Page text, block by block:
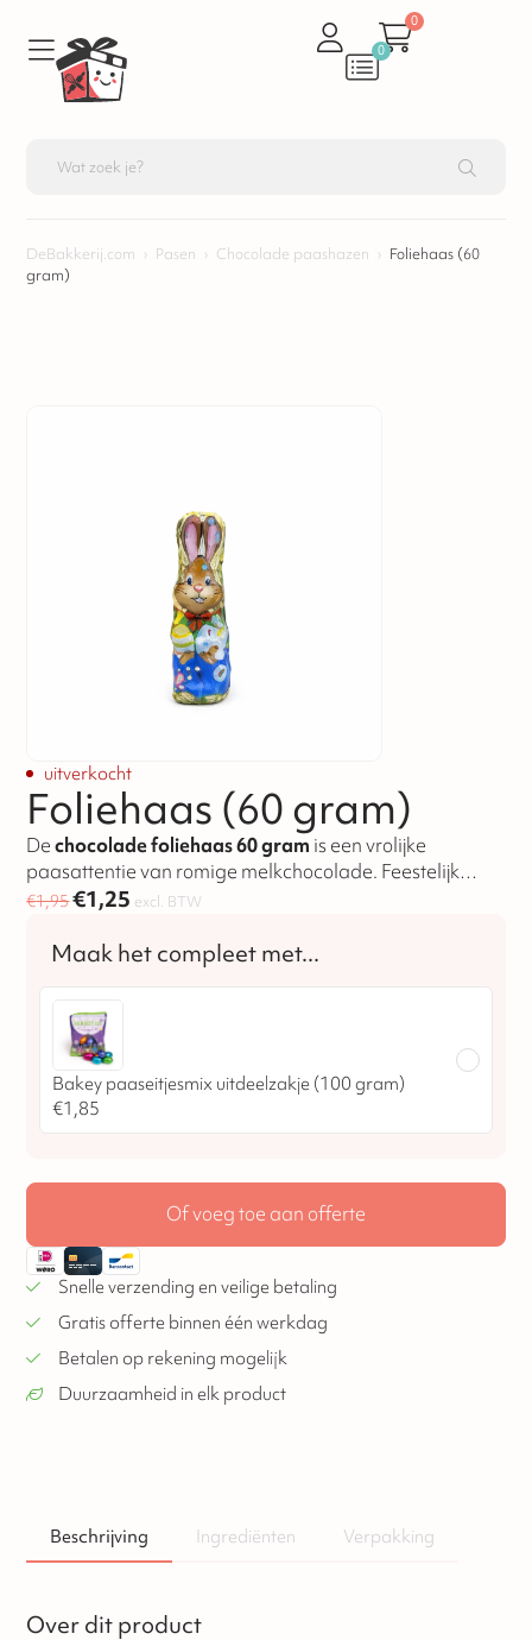
0
0
DeBakkerij.com › Pasen › Chocolade paashazen › Foliehaas (60
gram)
uitverkocht
Foliehaas (60 gram)
Dechocolade foliehaas 60 gram is een vrolijke
paasattentie van romige melkchocolade. Feestelijk
€1,95€1,25 excl. BTW
Bakey paaseitjesmix uitdeelzakje (100 gram)
€1,85
Of voeg toe aan offerte
Snelle verzending en veilige betaling
Gratis offerte binnen één werkdag
Betalen op rekening mogelijk
Duurzaamheid in elk product
Beschrijving Ingrediënten Verpakking
Over dit product